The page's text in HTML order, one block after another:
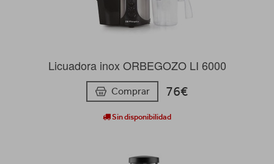
Licuadora inox ORBEGOZO LI 6000
Comprar 76€
Sin disponibilidad